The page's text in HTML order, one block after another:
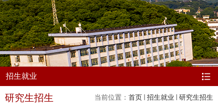
招生就业
当前位置： 首页 招生就业 研究生招生
研究生招生